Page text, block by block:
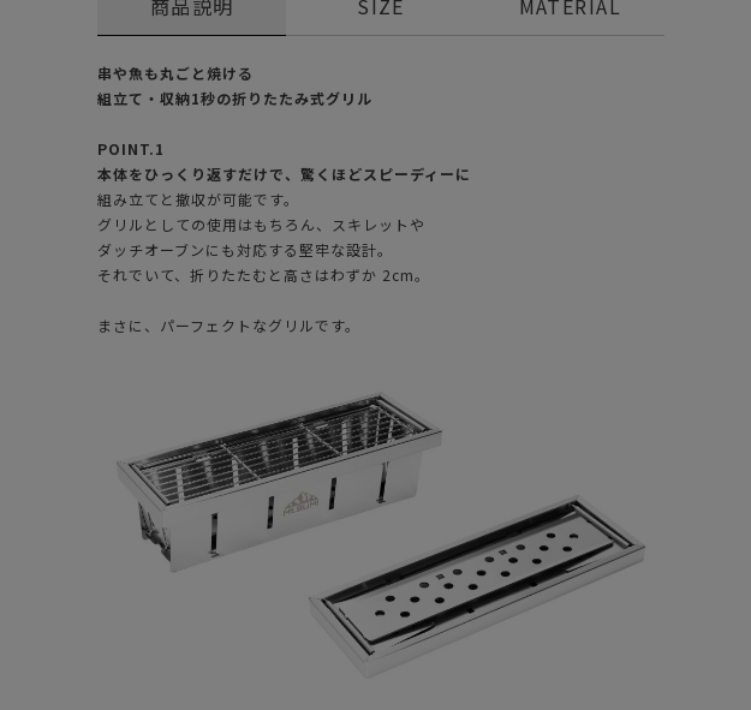
商品説明
串や魚も丸ごと焼ける
組立て・収納1秒の折りたたみ式グリル
POINT.1
本体をひっくり返すだけで、驚くほどスピーディーに
組み立てと撤収が可能です。
グリルとしての使用はもちろん、スキレットや
ダッチオーブンにも対応する堅牢な設計。
それでいて、折りたたむと高さはわずか 2cm。
まさに、パーフェクトなグリルです。
SIZE MATERIAL